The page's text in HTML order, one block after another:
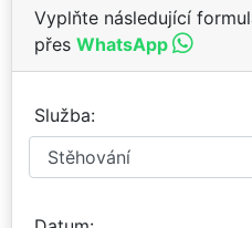
Vyplňte následující
přes WhatsApp
Služba